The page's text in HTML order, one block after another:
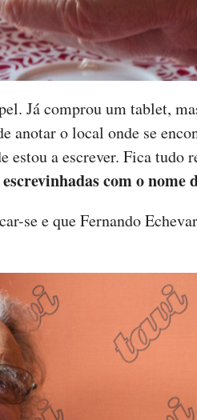
Já comprou um tablet,
o local onde se
estou a escrever. Fica tudo
com o nome
se e que Fernando